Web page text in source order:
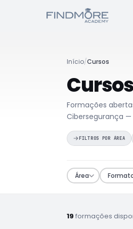
Início/Cursos
Formações
Cibersegurança
FILTROS POR ÁREA
Área
19 formações